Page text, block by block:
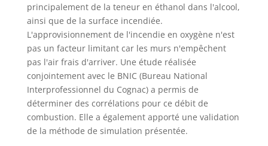
principalement de la teneur en éthanol dans l'alcool,
ainsi que de la surface incendiée.
L'approvisionnement de l'incendie en oxygène n'est
pas un facteur limitant car les murs n'empêchent
pas l'air frais d'arriver. Une étude réalisée
conjointement avec le BNIC (Bureau National
Interprofessionnel du Cognac) a permis de
déterminer des corrélations pour ce débit de
combustion. Elle a également apporté une validation
de la méthode de simulation présentée.